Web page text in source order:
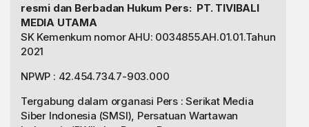
resmi dan Berbadan Hukum Pers: PT. TIVIBALI
MEDIA UTAMA
SK Kemenkum nomor AHU: 0034855.AH.01.01.Tahun
2021
NPWP : 42.454.734.7-903.000
Tergabung dalam organasi Pers : Serikat Media
Siber Indonesia (SMSI), Persatuan Wartawan